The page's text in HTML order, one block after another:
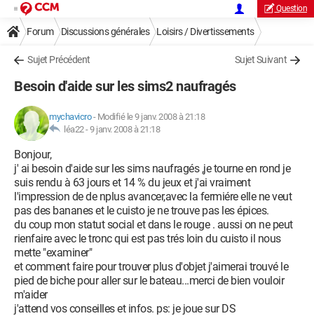
Question
Forum Discussions générales Loisirs / Divertissements
Sujet Précédent Sujet Suivant
Besoin d'aide sur les sims2 naufragés
mychavicro- Modifié le 9 janv. 2008 à 21:18
léa22 -9 janv. 2008 à 21:18
Bonjour,
j' ai besoin d'aide sur les sims naufragés ,je tourne en rond je
suis rendu à 63 jours et 14 % du jeux et j'ai vraiment
l'impression de de nplus avancer,avec la fermiére elle ne veut
pas des bananes et le cuisto je ne trouve pas les épices.
du coup mon statut social et dans le rouge . aussi on ne peut
rienfaire avec le tronc qui est pas trés loin du cuisto il nous
mette "examiner"
et comment faire pour trouver plus d'objet j'aimerai trouvé le
pied de biche pour aller sur le bateau...merci de bien vouloir
m'aider
j'attend vos conseilles et infos. ps: je joue sur DS